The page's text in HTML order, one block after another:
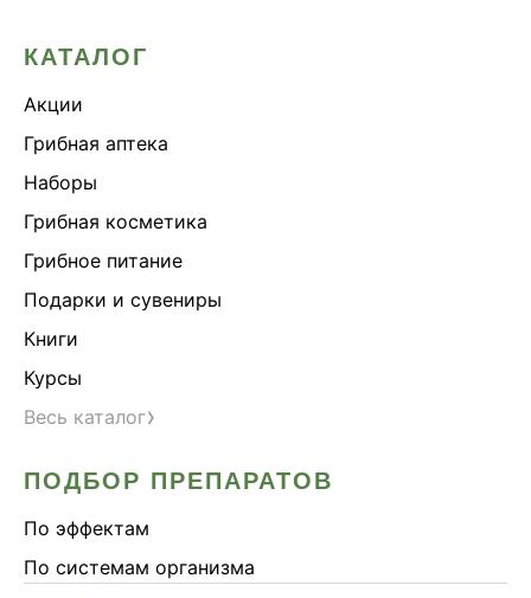
КАТАЛОГ
Акции
Грибная аптека
Наборы
Грибная косметика
Грибное питание
Подарки и сувениры
Книги
Курсы
Весь каталог›
ПОДБОР ПРЕПАРАТОВ
По эффектам
По системам организма